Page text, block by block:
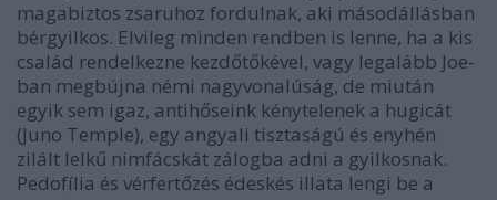
magabiztos zsaruhoz fordulnak, aki másodállásban
bérgyilkos. Elvileg minden rendben is lenne, ha a kis
család rendelkezne kezdőtőkével, vagy legalább Joe-
ban megbújna némi nagyvonalúság, de miután
egyik sem igaz, antihőseink kénytelenek a hugicát
(Juno Temple), egy angyali tisztaságú és enyhén
zilált lelkű nimfácskát zálogba adni a gyilkosnak.
Pedofília és vérfertőzés édeskés illata lengi be a